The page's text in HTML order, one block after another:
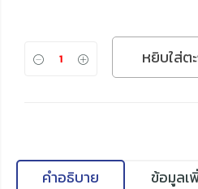
หยิบใส่ต
คำอธิบาย ข้อมูลเ